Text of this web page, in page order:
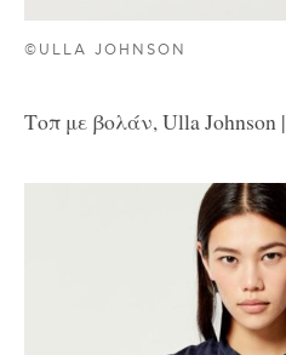
©ULLA JOHNSON
Τοπ με βολάν, Ulla Johnson |